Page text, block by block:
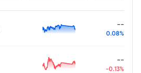
--
0.08%
--
-0.13%